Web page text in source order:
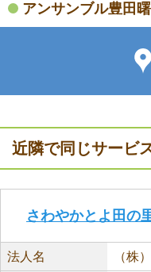
アンサンブル豊田
近隣で同じサービ
さわやかとよ田の
法人名 （株